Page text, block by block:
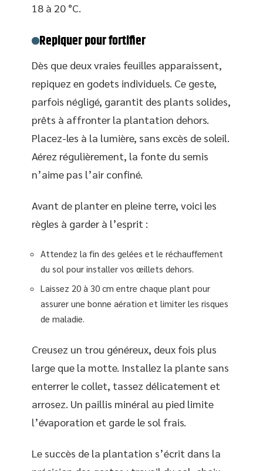
18 à 20 °C.
Repiquer pour fortifier
Dès que deux vraies feuilles apparaissent,
repiquez en godets individuels. Ce geste,
parfois négligé, garantit des plants solides,
prêts à affronter la plantation dehors.
Placez-les à la lumière, sans excès de soleil.
Aérez régulièrement, la fonte du semis
n’aime pas l’air confiné.
Avant de planter en pleine terre, voici les
règles à garder à l’esprit :
Attendez la fin des gelées et le réchauffement
du sol pour installer vos œillets dehors.
Laissez 20 à 30 cm entre chaque plant pour
assurer une bonne aération et limiter les risques
de maladie.
Creusez un trou généreux, deux fois plus
large que la motte. Installez la plante sans
enterrer le collet, tassez délicatement et
arrosez. Un paillis minéral au pied limite
l’évaporation et garde le sol frais.
Le succès de la plantation s’écrit dans la